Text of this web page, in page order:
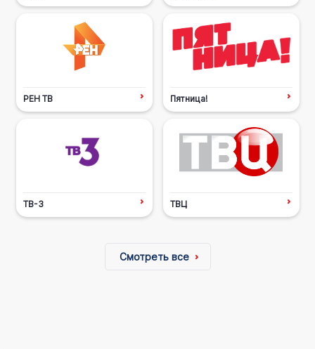
РЕН ТВ Пятница!
ТВ-3 ТВЦ
Смотреть все